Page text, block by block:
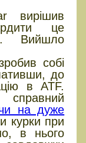
вирішив
це
Вийшло
собі
до
в ATF.
на дуже
курки при
в нього